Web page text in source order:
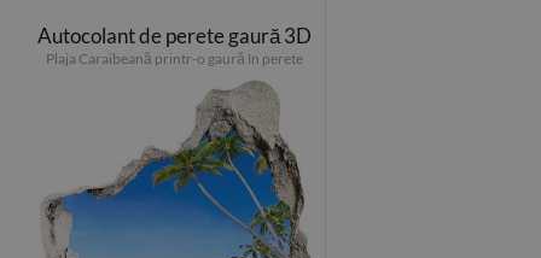
Autocolant de perete gaură 3D
Plaja Caraibeană printr-o gaură în perete